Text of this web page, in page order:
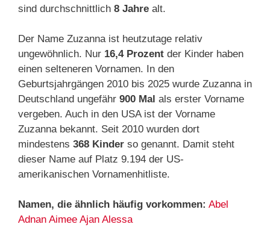
sind durchschnittlich 8 Jahre alt.
Der Name Zuzanna ist heutzutage relativ
ungewöhnlich. Nur 16,4 Prozent der Kinder haben
einen selteneren Vornamen. In den
Geburtsjahrgängen 2010 bis 2025 wurde Zuzanna in
Deutschland ungefähr 900 Mal als erster Vorname
vergeben. Auch in den USA ist der Vorname
Zuzanna bekannt. Seit 2010 wurden dort
mindestens 368 Kinder so genannt. Damit steht
dieser Name auf Platz 9.194 der US-
amerikanischen Vornamenhitliste.
Namen, die ähnlich häufig vorkommen: Abel
Adnan Aimee Ajan Alessa